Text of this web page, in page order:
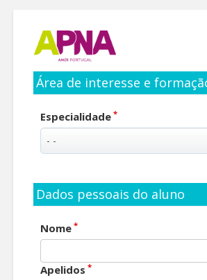
Área de interesse e
Especialidade *
Dados pessoais do aluno
Nome *
Apelidos *